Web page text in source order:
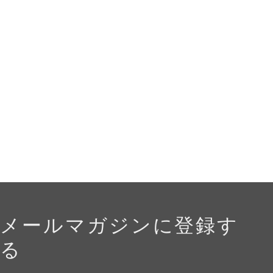
メールマガジンに登録す
る